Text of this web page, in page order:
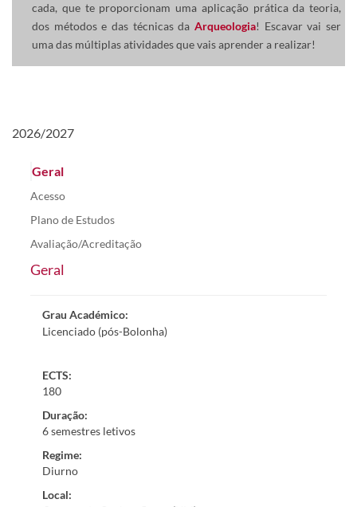
cada, que te proporcionam uma aplicação prática da teoria,
dos métodos e das técnicas da Arqueologia! Escavar vai ser
uma das múltiplas atividades que vais aprender a realizar!​
2026/2027
Geral
Acesso
Plano de Estudos
Avaliação/Acreditação
Geral
Grau Académico:
Licenciado (pós-Bolonha)
ECTS:
180
Duração:
6 semestres letivos
Regime:
Diurno
Local: